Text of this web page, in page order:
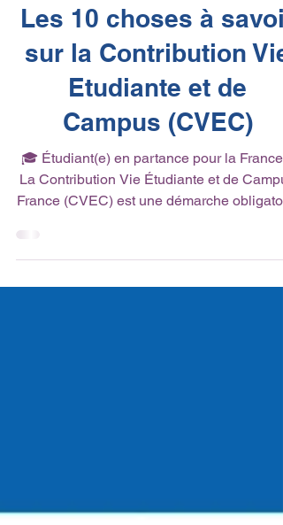
Actualité du réseau
Les 10 choses à savoir
sur la Contribution Vie
Etudiante et de
Campus (CVEC)
🎓 Étudiant(e) en partance pour la France
avant toute inscription administrative. Qui